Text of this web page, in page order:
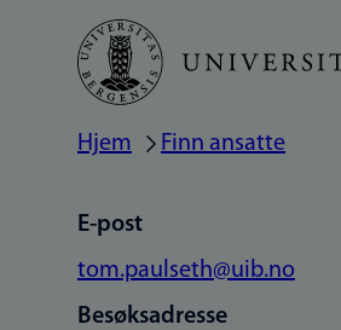
Hopp
hovedinnhold
Navigasjonssti
Hjem Finn ansatte
E-post
tom.paulseth@uib.no
Besøksadresse